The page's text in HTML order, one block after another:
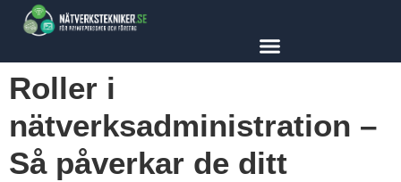
content
Roller i
nätverksadministration –
Så påverkar de ditt